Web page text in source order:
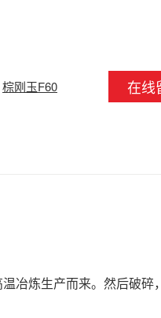
棕刚玉F60 在线
冶炼生产而来。然后破碎